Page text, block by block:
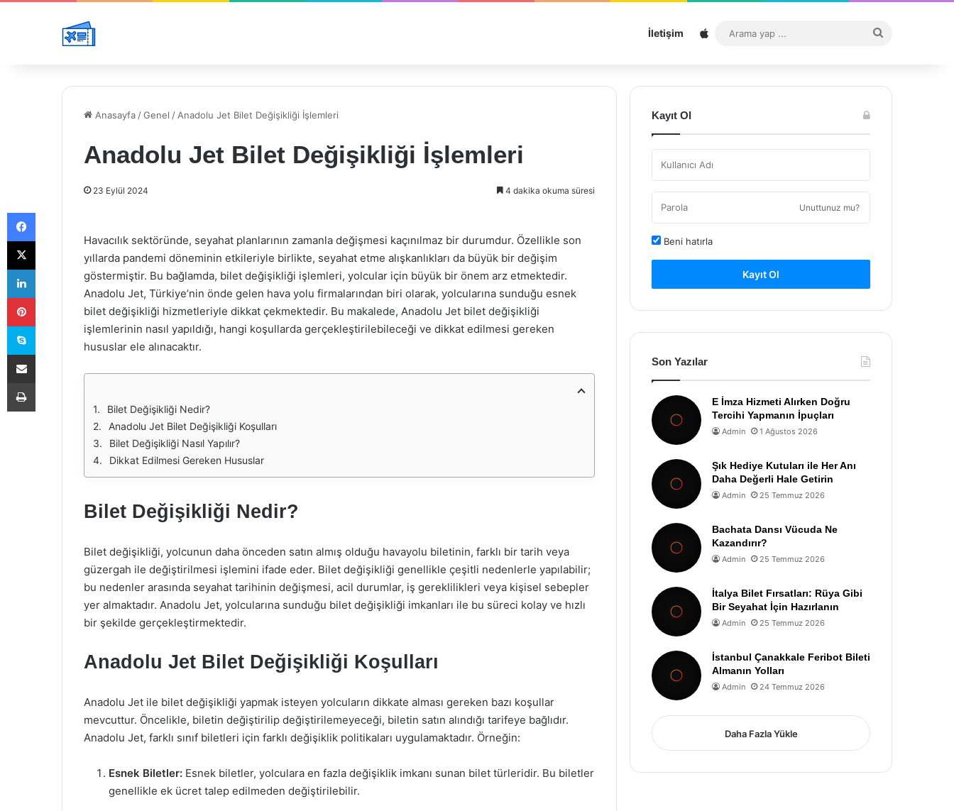
İletişim Sitemap
...
Anasayfa /Genel / Anadolu Jet Bilet Değişikliği İşlemleri
Anadolu Jet Bilet Değişikliği İşlemleri
23 Eylül 2024 4 dakika okuma süresi
Havacılık sektöründe, seyahat planlarının zamanla değişmesi kaçınılmaz bir durumdur. Özellikle son
yıllarda pandemi döneminin etkileriyle birlikte, seyahat etme alışkanlıkları da büyük bir değişim
göstermiştir. Bu bağlamda, bilet değişikliği işlemleri, yolcular için büyük bir önem arz etmektedir.
Anadolu Jet, Türkiye’nin önde gelen hava yolu firmalarından biri olarak, yolcularına sunduğu esnek
bilet değişikliği hizmetleriyle dikkat çekmektedir. Bu makalede, Anadolu Jet bilet değişikliği
işlemlerinin nasıl yapıldığı, hangi koşullarda gerçekleştirilebileceği ve dikkat edilmesi gereken
hususlar ele alınacaktır.
Bilet Değişikliği Nedir?
Anadolu Jet Bilet Değişikliği Koşulları
Bilet Değişikliği Nasıl Yapılır?
Dikkat Edilmesi Gereken Hususlar
Bilet Değişikliği Nedir?
Bilet değişikliği, yolcunun daha önceden satın almış olduğu havayolu biletinin, farklı bir tarih veya
güzergah ile değiştirilmesi işlemini ifade eder. Bilet değişikliği genellikle çeşitli nedenlerle yapılabilir;
bu nedenler arasında seyahat tarihinin değişmesi, acil durumlar, iş gereklilikleri veya kişisel sebepler
yer almaktadır. Anadolu Jet, yolcularına sunduğu bilet değişikliği imkanları ile bu süreci kolay ve hızlı
bir şekilde gerçekleştirmektedir.
Anadolu Jet Bilet Değişikliği Koşulları
Anadolu Jet ile bilet değişikliği yapmak isteyen yolcuların dikkate alması gereken bazı koşullar
mevcuttur. Öncelikle, biletin değiştirilip değiştirilemeyeceği, biletin satın alındığı tarifeye bağlıdır.
Anadolu Jet, farklı sınıf biletleri için farklı değişiklik politikaları uygulamaktadır. Örneğin:
Esnek Biletler: Esnek biletler, yolculara en fazla değişiklik imkanı sunan bilet türleridir. Bu biletler
genellikle ek ücret talep edilmeden değiştirilebilir.
Kayıt Ol
Unuttunuz mu?
Beni hatırla
Kayıt Ol
Son Yazılar
E İmza Hizmeti Alırken Doğru
Tercihi Yapmanın İpuçları
Admin 1 Ağustos 2026
Şık Hediye Kutuları ile Her Anı
Daha Değerli Hale Getirin
Admin 25 Temmuz 2026
Bachata Dansı Vücuda Ne
Kazandırır?
Admin 25 Temmuz 2026
İtalya Bilet Fırsatları: Rüya Gibi
Bir Seyahat İçin Hazırlanın
Admin 25 Temmuz 2026
İstanbul Çanakkale Feribot Bileti
Almanın Yolları
Admin 24 Temmuz 2026
Daha Fazla Yükle
Facebook
X
LinkedIn
Pinterest
Skype
E-Posta ile paylaş